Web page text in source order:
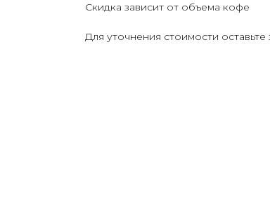
Скидка зависит от объема кофе
Для уточнения стоимости